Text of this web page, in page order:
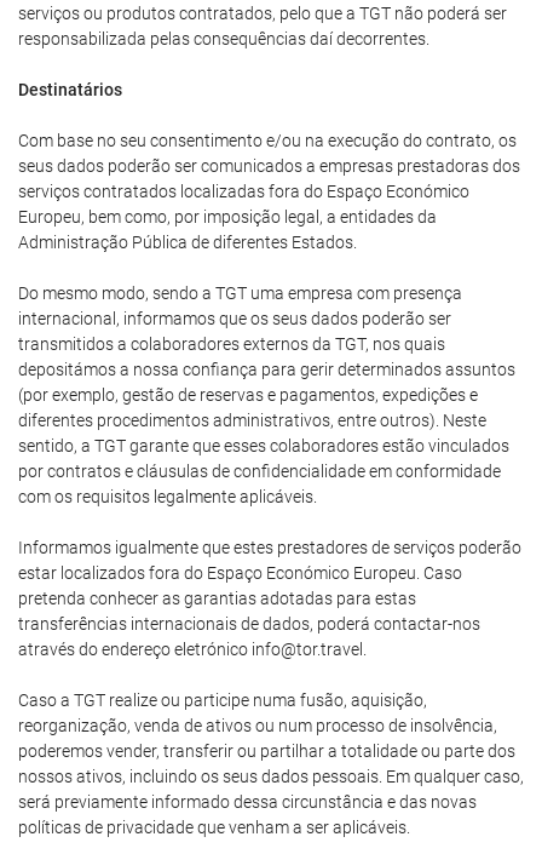
serviços ou produtos contratados, pelo que a TGT não poderá ser
responsabilizada pelas consequências daí decorrentes.
Destinatários
Com base no seu consentimento e/ou na execução do contrato, os
seus dados poderão ser comunicados a empresas prestadoras dos
serviços contratados localizadas fora do Espaço Económico
Europeu, bem como, por imposição legal, a entidades da
Administração Pública de diferentes Estados.
Do mesmo modo, sendo a TGT uma empresa com presença
internacional, informamos que os seus dados poderão ser
transmitidos a colaboradores externos da TGT, nos quais
depositámos a nossa confiança para gerir determinados assuntos
(por exemplo, gestão de reservas e pagamentos, expedições e
diferentes procedimentos administrativos, entre outros). Neste
sentido, a TGT garante que esses colaboradores estão vinculados
por contratos e cláusulas de confidencialidade em conformidade
com os requisitos legalmente aplicáveis.
Informamos igualmente que estes prestadores de serviços poderão
estar localizados fora do Espaço Económico Europeu. Caso
pretenda conhecer as garantias adotadas para estas
transferências internacionais de dados, poderá contactar-nos
através do endereço eletrónico info@tor.travel.
Caso a TGT realize ou participe numa fusão, aquisição,
reorganização, venda de ativos ou num processo de insolvência,
poderemos vender, transferir ou partilhar a totalidade ou parte dos
nossos ativos, incluindo os seus dados pessoais. Em qualquer caso,
será previamente informado dessa circunstância e das novas
políticas de privacidade que venham a ser aplicáveis.